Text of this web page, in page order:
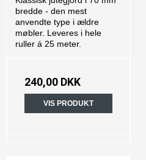
bredde - den mest
anvendte type i ældre
møbler. Leveres i hele
ruller á 25 meter.
240,00 DKK
VIS PRODUKT